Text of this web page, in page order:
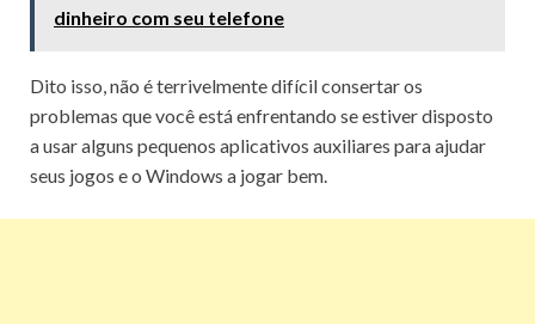
dinheiro com seu telefone
Dito isso, não é terrivelmente difícil consertar os
problemas que você está enfrentando se estiver disposto
a usar alguns pequenos aplicativos auxiliares para ajudar
seus jogos e o Windows a jogar bem.